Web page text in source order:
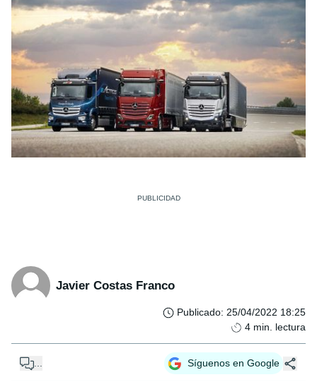
Javier Costas Franco
Publicado: 25/04/2022 18:25
4 min. lectura
... Síguenos en Google